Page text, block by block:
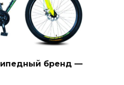
бренд —